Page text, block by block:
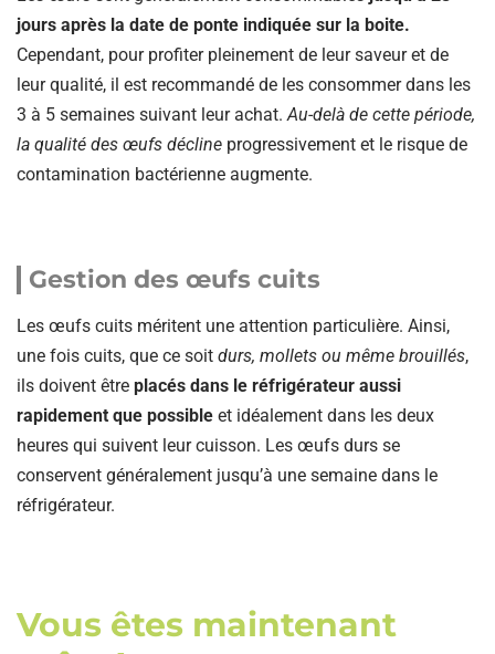
jours après la date de ponte indiquée sur la boite.
Cependant, pour profiter pleinement de leur saveur et de
leur qualité, il est recommandé de les consommer dans les
3 à 5 semaines suivant leur achat.Au-delà de cette période,
la qualité des œufs décline progressivement et le risque de
contamination bactérienne augmente.
Gestion des œufs cuits
Les œufs cuits méritent une attention particulière. Ainsi,
une fois cuits, que ce soit durs, mollets ou même brouillés,
ils doivent être placés dans le réfrigérateur aussi
rapidement que possible et idéalement dans les deux
heures qui suivent leur cuisson. Les œufs durs se
conservent généralement jusqu’à une semaine dans le
réfrigérateur.
Vous êtes maintenant